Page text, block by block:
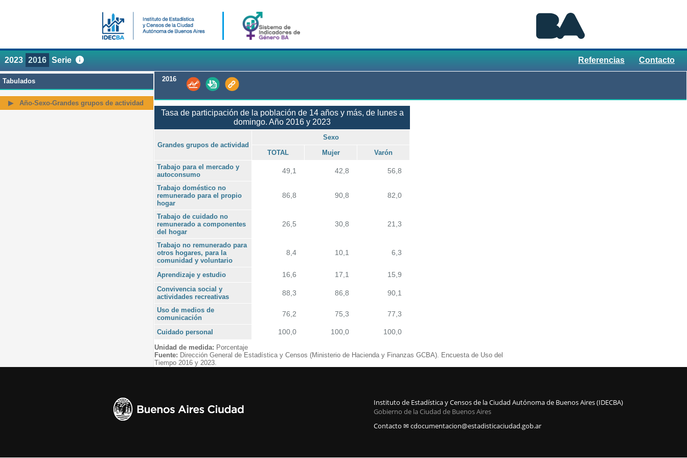
2023 2016 Serie Contacto
Referencias
Tabulados
Año-Sexo-Grandes grupos de actividad
2016
Tasa de participación de la población de 14 años y más, de lunes a
domingo. Año 2016 y 2023
Grandes grupos de actividad
Sexo
TOTAL
Mujer
Varón
Trabajo para el mercado y
autoconsumo
49,1 42,8 56,8
Trabajo doméstico no
remunerado para el propio
hogar
86,8 90,8 82,0
Trabajo de cuidado no
remunerado a componentes
del hogar
26,5 30,8 21,3
Trabajo no remunerado para
otros hogares, para la
comunidad y voluntario
8,4 10,1 6,3
Aprendizaje y estudio 16,6 17,1 15,9
Convivencia social y
actividades recreativas
88,3 86,8 90,1
Uso de medios de
comunicación
76,2 75,3 77,3
Cuidado personal 100,0 100,0 100,0
Unidad de medida: Porcentaje
Fuente: Dirección General de Estadística y Censos (Ministerio de Hacienda y Finanzas GCBA). Encuesta de Uso del
Tiempo 2016 y 2023.
Instituto de Estadística y Censos de la Ciudad Autónoma de Buenos Aires (IDECBA)
Gobierno de la Ciudad de Buenos Aires
Contacto ✉ cdocumentacion@estadisticaciudad.gob.ar